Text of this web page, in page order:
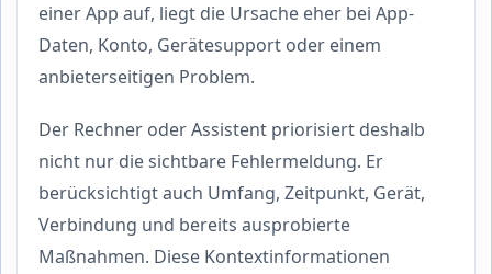
einer App auf, liegt die Ursache eher bei App-
Daten, Konto, Gerätesupport oder einem
anbieterseitigen Problem.
Der Rechner oder Assistent priorisiert deshalb
nicht nur die sichtbare Fehlermeldung. Er
berücksichtigt auch Umfang, Zeitpunkt, Gerät,
Verbindung und bereits ausprobierte
Maßnahmen. Diese Kontextinformationen